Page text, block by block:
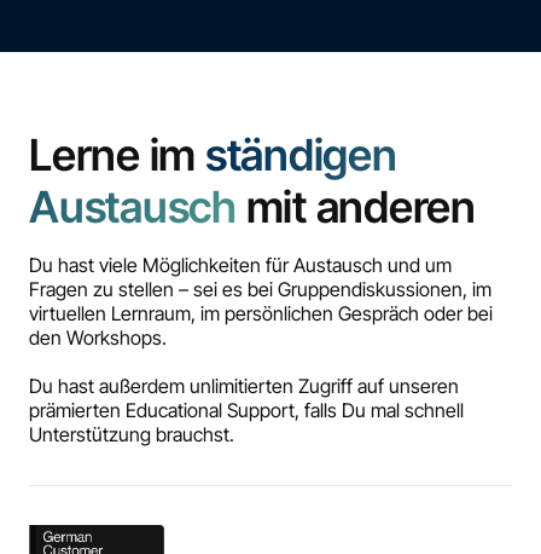
Lerne im ständigen
Austausch mit anderen
Du hast viele Möglichkeiten für Austausch und um
Fragen zu stellen – sei es bei Gruppendiskussionen, im
virtuellen Lernraum, im persönlichen Gespräch oder bei
den Workshops.
Du hast außerdem unlimitierten Zugriff auf unseren
prämierten Educational Support, falls Du mal schnell
Unterstützung brauchst.